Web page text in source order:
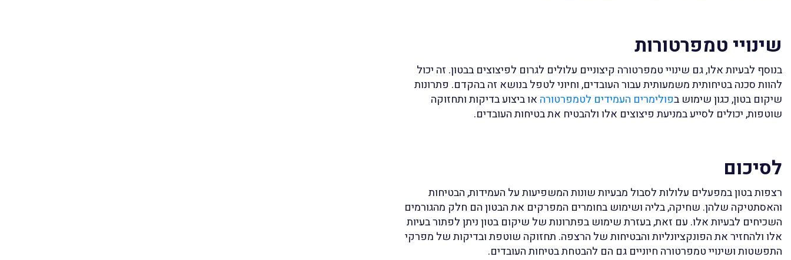
שינויי טמפרטורות
בנוסף לבעיות אלו, גם שינויי טמפרטורה קיצוניים עלולים לגרום לפיצוצים בבטון. זה יכול
להוות סכנה בטיחותית משמעותית עבור העובדים, וחיוני לטפל בנושא זה בהקדם. פתרונות
שיקום בטון, כגון שימוש בפולימרים העמידים לטמפרטורה או ביצוע בדיקות ותחזוקה
שוטפות, יכולים לסייע במניעת פיצוצים אלו ולהבטיח את בטיחות העובדים.
לסיכום
רצפות בטון במפעלים עלולות לסבול מבעיות שונות המשפיעות על העמידות, הבטיחות
והאסתטיקה שלהן. שחיקה, בליה ושימוש בחומרים המפרקים את הבטון הם חלק מהגורמים
השכיחים לבעיות אלו. עם זאת, בעזרת שימוש בפתרונות של שיקום בטון ניתן לפתור בעיות
אלו ולהחזיר את הפונקציונליות והבטיחות של הרצפה. תחזוקה שוטפת ובדיקות של מפרקי
התפשטות ושינויי טמפרטורה חיוניים גם הם להבטחת בטיחות העובדים.